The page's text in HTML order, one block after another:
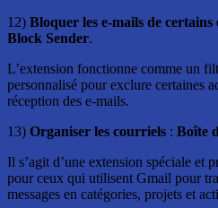
12) Bloquer les e-mails de
Block Sender.
L’extension fonctionne comme un
personnalisé pour exclure certaines
réception des e-mails.
13) Organiser les courriels : Boîte
Il s’agit d’une extension spéciale et
pour ceux qui utilisent Gmail pour
messages en catégories, projets et